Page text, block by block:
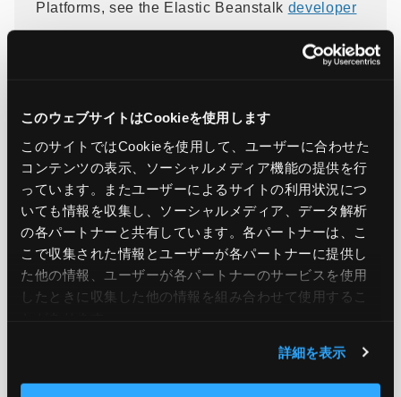
このウェブサイトはCookieを使用します
このサイトではCookieを使用して、ユーザーに合わせた
コンテンツの表示、ソーシャルメディア機能の提供を行
っています。またユーザーによるサイトの利用状況につ
いても情報を収集し、ソーシャルメディア、データ解析
の各パートナーと共有しています。各パートナーは、こ
こで収集された情報とユーザーが各パートナーに提供し
た他の情報、ユーザーが各パートナーのサービスを使用
したときに収集した他の情報を組み合わせて使用​​するこ
詳細を表示
Platforms, see the Elastic Beanstalk developer
.
引用元：AWS Elastic Beanstalk now supports Ruby
3.4 on Amazon Linux 2023
この記事をシェア